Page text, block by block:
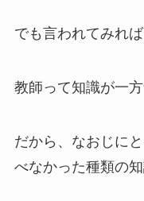
でも言われてみれば
教師って知識が一
だから、なおじに
べなかった種類の